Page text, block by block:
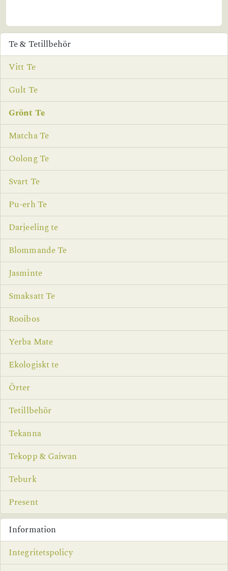
Te & Tetillbehör
Vitt Te
Gult Te
Grönt Te
Matcha Te
Oolong Te
Svart Te
Pu-erh Te
Darjeeling te
Blommande Te
Jasminte
Smaksatt Te
Rooibos
Yerba Mate
Ekologiskt te
Örter
Tetillbehör
Tekanna
Tekopp & Gaiwan
Teburk
Present
Information
Integritetspolicy